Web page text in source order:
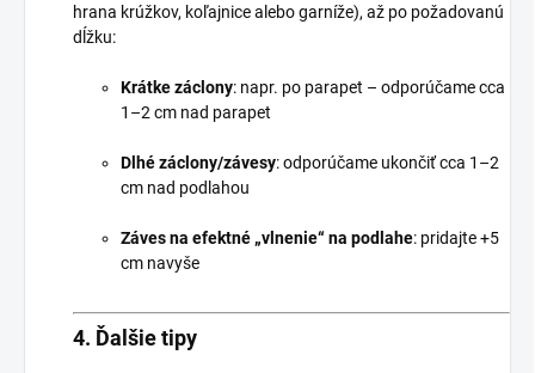
hrana krúžkov, koľajnice alebo garníže), až po požadovanú
dĺžku:
Krátke záclony: napr. po parapet – odporúčame cca
1–2 cm nad parapet
Dlhé záclony/závesy: odporúčame ukončiť cca 1–2
cm nad podlahou
Záves na efektné „vlnenie“ na podlahe: pridajte +5
cm navyše
4. Ďalšie tipy